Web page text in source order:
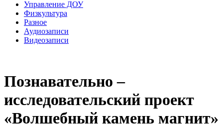
Управление ДОУ
Физкультура
Разное
Аудиозаписи
Видеозаписи
Познавательно –
исследовательский проект
«Волшебный камень магнит»